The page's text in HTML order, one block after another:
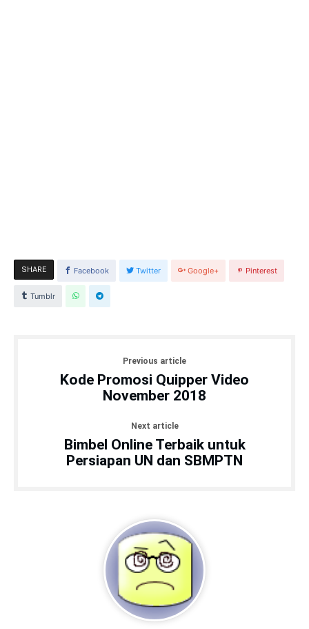
SHARE Facebook Twitter Google+ Pinterest
Tumblr
Previous article
Kode Promosi Quipper Video
November 2018
Next article
Bimbel Online Terbaik untuk
Persiapan UN dan SBMPTN